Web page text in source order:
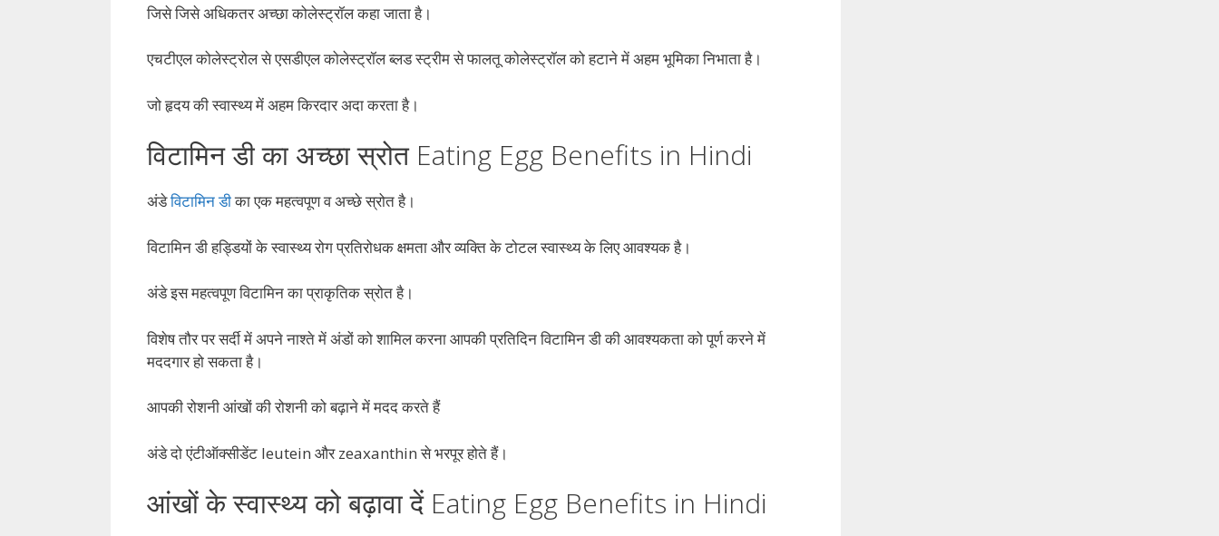
जिसे जिसे अधिकतर अच्छा कोलेस्ट्रॉल कहा जाता है।
एचटीएल कोलेस्ट्रोल से एसडीएल कोलेस्ट्रॉल ब्लड स्ट्रीम से फालतू कोलेस्ट्रॉल को हटाने में अहम भूमिका निभाता है।
जो हृदय की स्वास्थ्य में अहम किरदार अदा करता है।
विटामिन डी का अच्छा स्रोत Eating Egg Benefits in Hindi
अंडेविटामिन डीका एक महत्वपूण व अच्छे स्रोत है।
विटामिन डी हड्डियों के स्वास्थ्य रोग प्रतिरोधक क्षमता और व्यक्ति के टोटल स्वास्थ्य के लिए आवश्यक है।
अंडे इस महत्वपूण विटामिन का प्राकृतिक स्रोत है।
विशेष तौर पर सर्दी में अपने नाश्ते में अंडों को शामिल करना आपकी प्रतिदिन विटामिन डी की आवश्यकता को पूर्ण करने में
मददगार हो सकता है।
आपकी रोशनी आंखों की रोशनी को बढ़ाने में मदद करते हैं
अंडे दो एंटीऑक्सीडेंट leutein और zeaxanthin से भरपूर होते हैं।
आंखों के स्वास्थ्य को बढ़ावा दें Eating Egg Benefits in Hindi